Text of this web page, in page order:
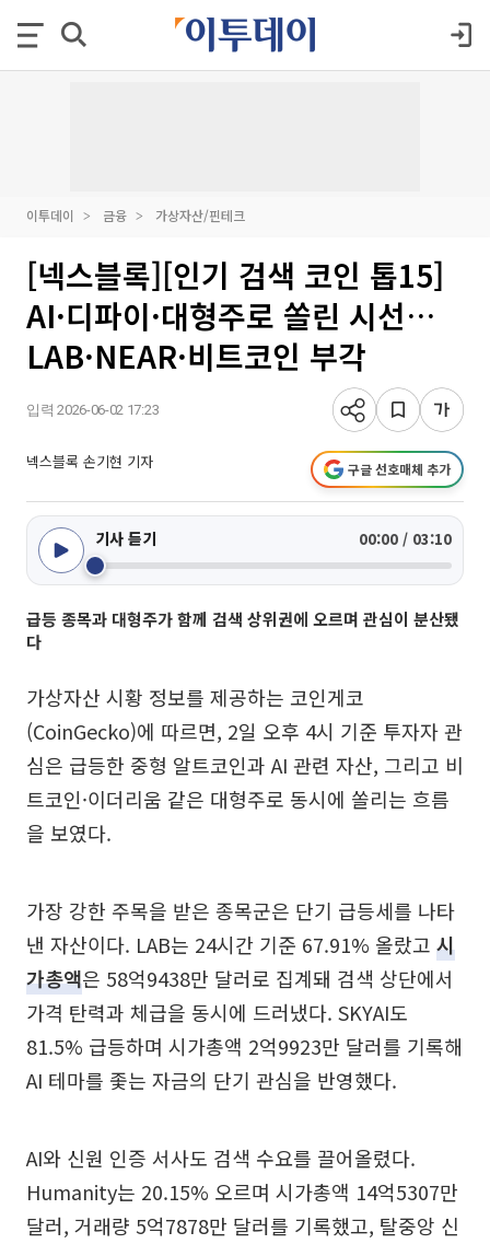
이투데이 금융 가상자산/핀테크
[넥스블록][인기 검색 코인 톱15]
AI·디파이·대형주로 쏠린 시선…
LAB·NEAR·비트코인 부각
입력 2026-06-02 17:23
넥스블록 손기현 기자 구글 선호매체 추가
기사 듣기 00:00 / 03:10
급등 종목과 대형주가 함께 검색 상위권에 오르며 관심이 분산됐
다
가상자산 시황 정보를 제공하는 코인게코
(CoinGecko)에 따르면, 2일 오후 4시 기준 투자자 관
심은 급등한 중형 알트코인과 AI 관련 자산, 그리고 비
트코인·이더리움 같은 대형주로 동시에 쏠리는 흐름
을 보였다.
가장 강한 주목을 받은 종목군은 단기 급등세를 나타
낸 자산이다. LAB는 24시간 기준 67.91% 올랐고 시
가총액은 58억9438만 달러로 집계돼 검색 상단에서
가격 탄력과 체급을 동시에 드러냈다. SKYAI도
81.5% 급등하며 시가총액 2억9923만 달러를 기록해
AI 테마를 좇는 자금의 단기 관심을 반영했다.
AI와 신원 인증 서사도 검색 수요를 끌어올렸다.
Humanity는 20.15% 오르며 시가총액 14억5307만
달러, 거래량 5억7878만 달러를 기록했고, 탈중앙 신